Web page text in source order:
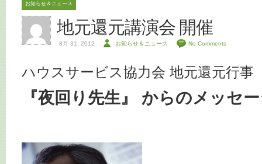
お知らせ＆ニュース
地元還元講演会 開催
8月 31, 2012 お知らせ＆ニュース No Comments
ハウスサービス協力会 地元還元行事
『夜回り先生』 からのメッセ